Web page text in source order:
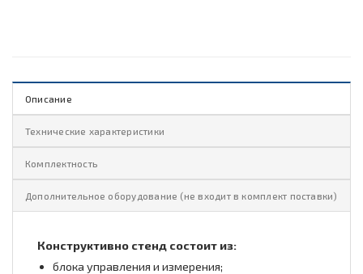
Описание
Технические характеристики
Комплектность
Дополнительное оборудование (не входит в комплект поставки)
Конструктивно стенд состоит из:
блока управления и измерения;